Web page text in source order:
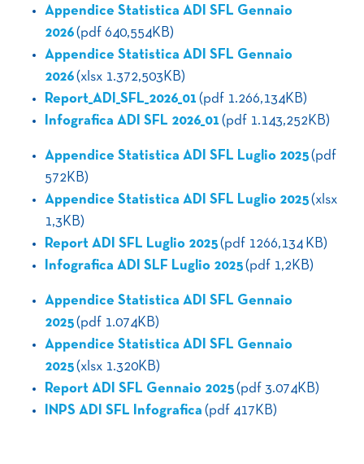
Appendice Statistica ADI SFL Gennaio
2026(pdf 640,554KB)
Appendice Statistica ADI SFL Gennaio
2026(xlsx 1.372,503KB)
Report_ADI_SFL_2026_01 (pdf 1.266,134KB)
Infografica ADI SFL 2026_01 (pdf 1.143,252KB)
Appendice Statistica ADI SFL Luglio 2025(pdf
572KB)
Appendice Statistica ADI SFL Luglio 2025(xlsx
1,3KB)
Report ADI SFL Luglio 2025(pdf 1266,134 KB)
Infografica ADI SLF Luglio 2025(pdf 1,2KB)
Appendice Statistica ADI SFL Gennaio
2025(pdf 1.074KB)
Appendice Statistica ADI SFL Gennaio
2025(xlsx 1.320KB)
Report ADI SFL Gennaio 2025(pdf 3.074KB)
INPS ADI SFL Infografica (pdf 417KB)